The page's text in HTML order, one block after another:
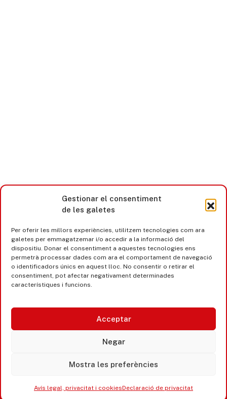
Gestionar el consentiment
de les galetes
Per oferir les millors experiències, utilitzem tecnologies com ara
galetes per emmagatzemar i/o accedir a la informació del
dispositiu. Donar el consentiment a aquestes tecnologies ens
permetrà processar dades com ara el comportament de navegació
o identificadors únics en aquest lloc. No consentir o retirar el
consentiment, pot afectar negativament determinades
característiques i funcions.
Acceptar
Negar
Mostra les preferències
Avís legal, privacitat i cookiesDeclaració de privacitat
Castell d’Aro · Platja d’Aro · S’Agaró
365 www.platjadaro